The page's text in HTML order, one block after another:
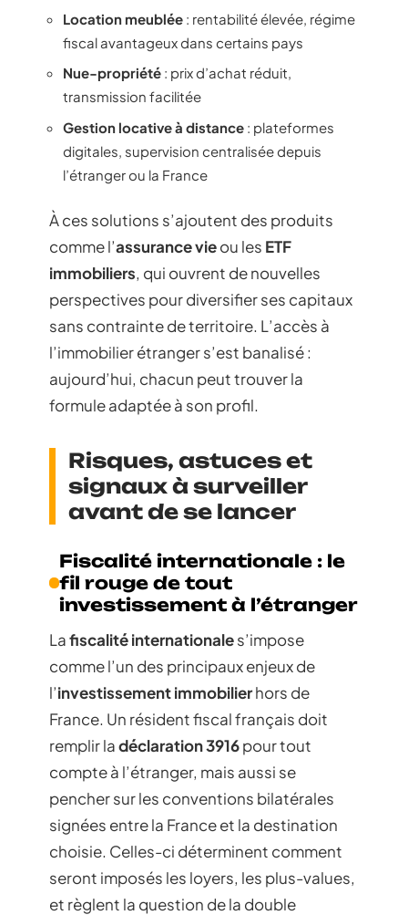
Location meublée : rentabilité élevée, régime
fiscal avantageux dans certains pays
Nue-propriété : prix d’achat réduit,
transmission facilitée
Gestion locative à distance : plateformes
digitales, supervision centralisée depuis
l’étranger ou la France
À ces solutions s’ajoutent des produits
comme l’assurance vieou les ETF
immobiliers, qui ouvrent de nouvelles
perspectives pour diversifier ses capitaux
sans contrainte de territoire. L’accès à
l’immobilier étranger s’est banalisé :
aujourd’hui, chacun peut trouver la
formule adaptée à son profil.
Risques, astuces et
signaux à surveiller
avant de se lancer
Fiscalité internationale : le
fil rouge de tout
investissement à l’étranger
Lafiscalité internationales’impose
comme l’un des principaux enjeux de
l’investissement immobilierhors de
France. Un résident fiscal français doit
remplir ladéclaration 3916pour tout
compte à l’étranger, mais aussi se
pencher sur les conventions bilatérales
signées entre la France et la destination
choisie. Celles-ci déterminent comment
seront imposés les loyers, les plus-values,
et règlent la question de la double